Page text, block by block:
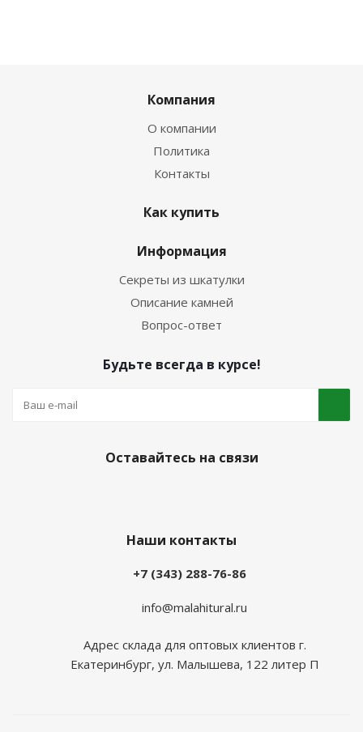
Компания
О компании
Политика
Контакты
Как купить
Информация
Секреты из шкатулки
Описание камней
Вопрос-ответ
Будьте всегда в курсе!
Оставайтесь на связи
Наши контакты
+7 (343) 288-76-86
info@malahitural.ru
Адрес склада для оптовых клиентов г.
Екатеринбург, ул. Малышева, 122 литер П